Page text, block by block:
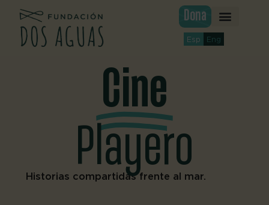
contenido
Dona
Esp Eng
Cine
Playero
Historias compartidas frente al mar.